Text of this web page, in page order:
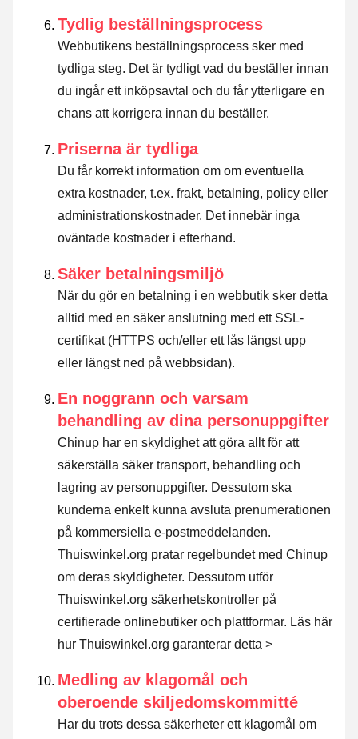
Tydlig beställningsprocess
Webbutikens beställningsprocess sker med
tydliga steg. Det är tydligt vad du beställer innan
du ingår ett inköpsavtal och du får ytterligare en
chans att korrigera innan du beställer.
Priserna är tydliga
Du får korrekt information om om eventuella
extra kostnader, t.ex. frakt, betalning, policy eller
administrationskostnader. Det innebär inga
oväntade kostnader i efterhand.
Säker betalningsmiljö
När du gör en betalning i en webbutik sker detta
alltid med en säker anslutning med ett SSL-
certifikat (HTTPS och/eller ett lås längst upp
eller längst ned på webbsidan).
En noggrann och varsam
behandling av dina personuppgifter
Chinup har en skyldighet att göra allt för att
säkerställa säker transport, behandling och
lagring av personuppgifter. Dessutom ska
kunderna enkelt kunna avsluta prenumerationen
på kommersiella e-postmeddelanden.
Thuiswinkel.org pratar regelbundet med Chinup
om deras skyldigheter. Dessutom utför
Thuiswinkel.org säkerhetskontroller på
certifierade onlinebutiker och plattformar. Läs här
hur Thuiswinkel.org garanterar detta >
Medling av klagomål och
oberoende skiljedomskommitté
Har du trots dessa säkerheter ett klagomål om